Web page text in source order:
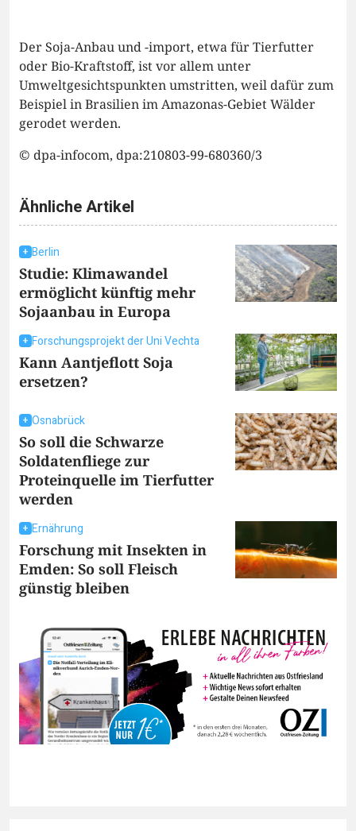
Der Soja-Anbau und -import, etwa für Tierfutter
oder Bio-Kraftstoff, ist vor allem unter
Umweltgesichtspunkten umstritten, weil dafür zum
Beispiel in Brasilien im Amazonas-Gebiet Wälder
gerodet werden.
© dpa-infocom, dpa:210803-99-680360/3
Ähnliche Artikel
Berlin
Studie: Klimawandel
ermöglicht künftig mehr
Sojaanbau in Europa
Forschungsprojekt der Uni Vechta
Kann Aantjeflott Soja
ersetzen?
Osnabrück
So soll die Schwarze
Soldatenfliege zur
Proteinquelle im Tierfutter
werden
Ernährung
Forschung mit Insekten in
Emden: So soll Fleisch
günstig bleiben